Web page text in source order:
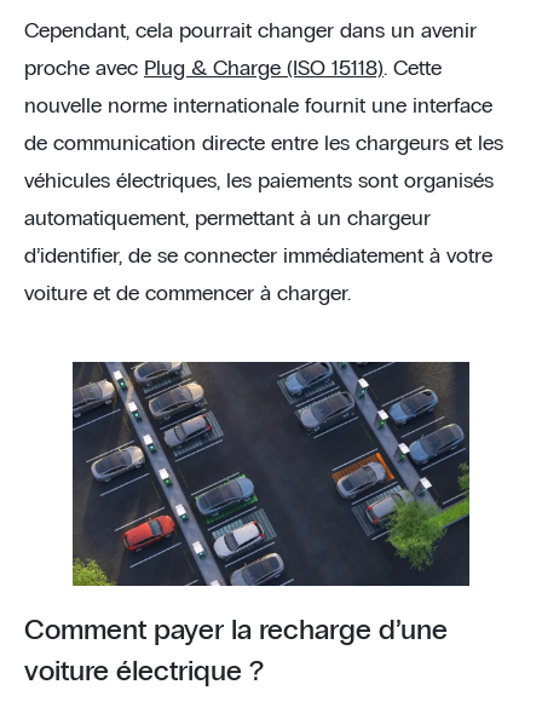
Cependant, cela pourrait changer dans un avenir
proche avec Plug & Charge (ISO 15118). Cette
nouvelle norme internationale fournit une interface
de communication directe entre les chargeurs et les
véhicules électriques, les paiements sont organisés
automatiquement, permettant à un chargeur
d’identifier, de se connecter immédiatement à votre
voiture et de commencer à charger.
Comment payer la recharge d’une
voiture électrique ?